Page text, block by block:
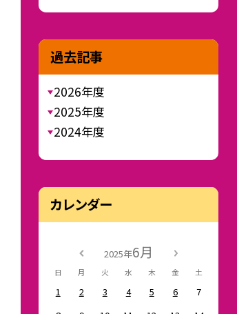
過去記事
2026年度
2025年度
2024年度
カレンダー
2025年6月
日 月 火 水 木 金 土
1 2 3 4 5 6
7